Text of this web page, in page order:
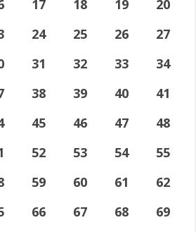
17 18 19
20
24 25 26
27
31 32 33
34
38 39 40
41
45 46 47
48
52 53 54
55
59 60 61
62
66 67 68
69